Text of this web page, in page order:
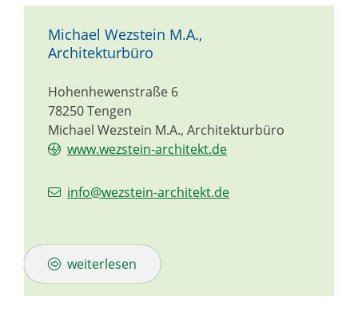
Michael Wezstein M.A.,
Architekturbüro
Michael Wezstein M.A., Architekturbüro
Hohenhewenstraße 6
78250Tengen
www.wezstein-architekt.de
info@wezstein-architekt.de
weiterlesen